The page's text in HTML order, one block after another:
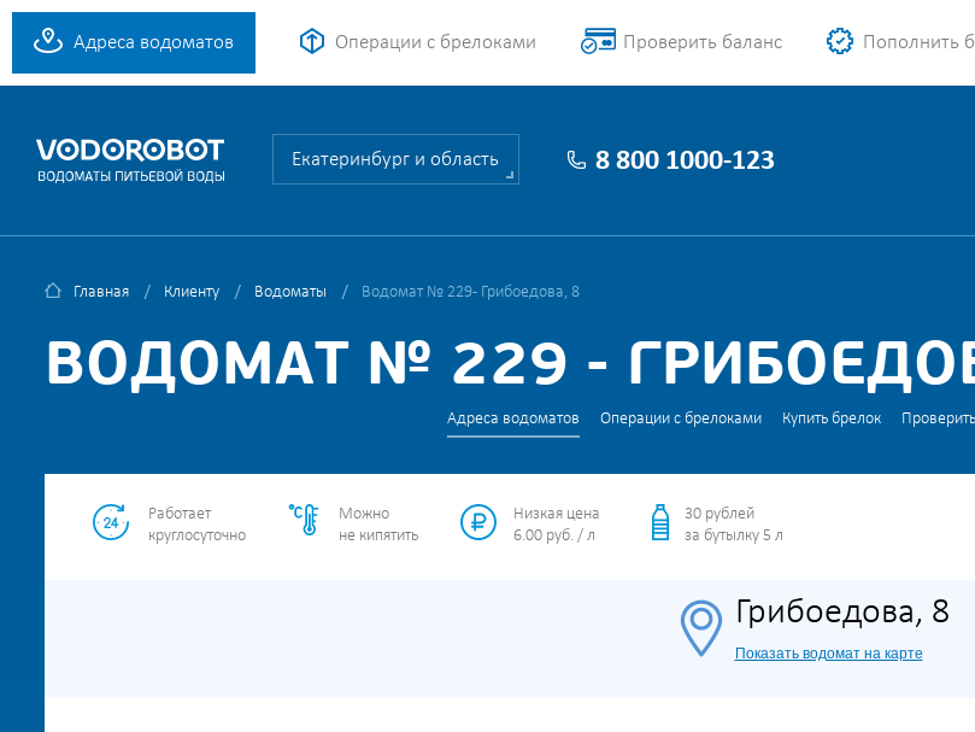
Адреса водоматов Операции с брелоками Проверить баланс Пополнить
Екатеринбург и область 8 800 1000-123
Главная Клиенту Водоматы Водомат № 229 - Грибоедова, 8
ВОДОМАТ № 229 -
Адреса водоматов Операции с брелоками Купить брелок
Работает
круглосуточно
Можно
не кипятить
Низкая цена
6.00 руб. / л
30 рублей
за бутылку 5 л
Грибоедова, 8
Показать водомат на карте